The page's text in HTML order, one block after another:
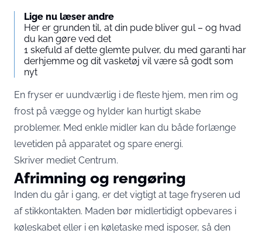
Lige nu læser andre
Her er grunden til, at din pude bliver gul – og hvad
du kan gøre ved det
1 skefuld af dette glemte pulver, du med garanti har
derhjemme og dit vasketøj vil være så godt som
nyt
En fryser er uundværlig i de fleste hjem, men rim og
frost på vægge og hylder kan hurtigt skabe
problemer. Med enkle midler kan du både forlænge
levetiden på apparatet og spare energi.
Skriver mediet Centrum.
Afrimning og rengøring
Inden du går i gang, er det vigtigt at tage fryseren ud
af stikkontakten. Maden bør midlertidigt opbevares i
køleskabet eller i en køletaske med isposer, så den